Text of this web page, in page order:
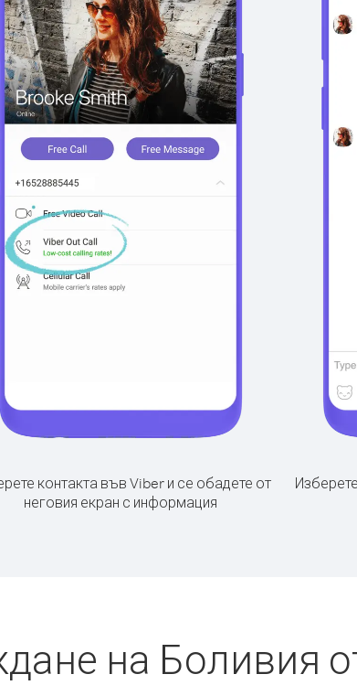
контакта във Viber и се обадете от
неговия екран с информация
на Боливия